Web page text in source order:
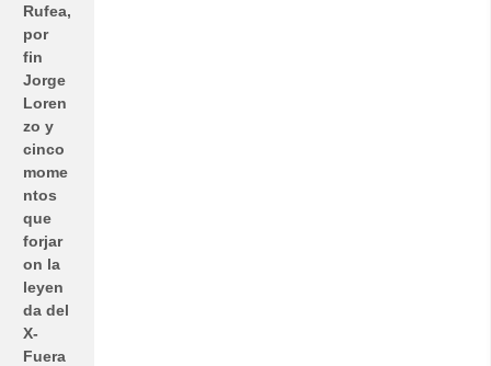
Rufea,
por
fin
Jorge
Loren
zo y
cinco
mome
ntos
que
forjar
on la
leyen
da del
X-
Fuera